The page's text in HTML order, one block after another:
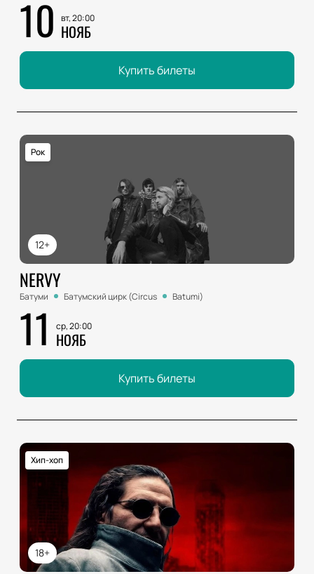
10 вт, 20:00
НОЯБ
Купить билеты
12+
Рок
NERVY
Батуми Батумский цирк (Circus Batumi)
11 ср, 20:00
НОЯБ
Купить билеты
18+
Хип-хоп